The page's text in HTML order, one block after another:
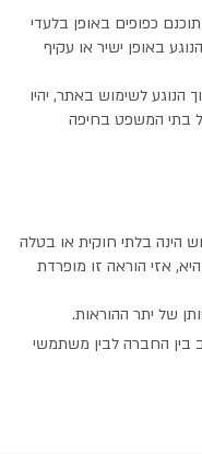
כפופים באופן בלעדי
באופן ישיר או עקיף
הנוגע לשימוש באתר, יהיו
בתי המשפט בחיפה
הינה בלתי חוקית או בטלה
אזי הוראה זו מופרדת
של יתר ההוראות.
בין החברה לבין משתמשי